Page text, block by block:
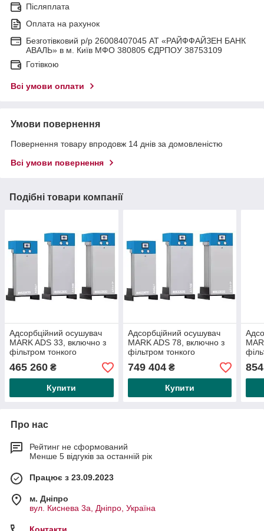
Післяплата
Оплата на рахунок
Безготівковий р/р 26008407045 АТ «РАЙФФАЙЗЕН БАНК
АВАЛЬ» в м. Київ МФО 380805 ЄДРПОУ 38753109
Готівкою
Всі умови оплати
Умови повернення
Повернення товару впродовж 14 днів за домовленістю
Всі умови повернення
Подібні товари компанії
Адсорбційний осушувач
MARK ADS 33, включно з
фільтром тонкого
очищення C48 і фільтром
тонкого очищення.
465 260 ₴
Купити
Адсорбційний осушувач
MARK ADS 78, включно з
фільтром тонкого
очищення C84 і фільтром
тонкого очищення.
749 404₴
Купити
Про нас
Рейтинг не сформований
Менше 5 відгуків за останній рік
Працює з 23.09.2023
м. Дніпро
вул. Киснева 3а, Дніпро, Україна